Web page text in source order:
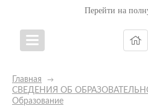
Перейти на
Главная →
СВЕДЕНИЯ ОБ
Образование